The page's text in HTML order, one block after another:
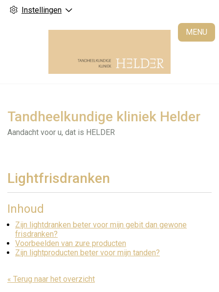
Instellingen
MENU
Tandheelkundige kliniek Helder
Aandacht voor u, dat is HELDER
Lightfrisdranken
Inhoud
Zijn lightdranken beter voor mijn gebit dan gewone
frisdranken?
Voorbeelden van zure producten
Zijn lightproducten beter voor mijn tanden?
« Terug naar het overzicht